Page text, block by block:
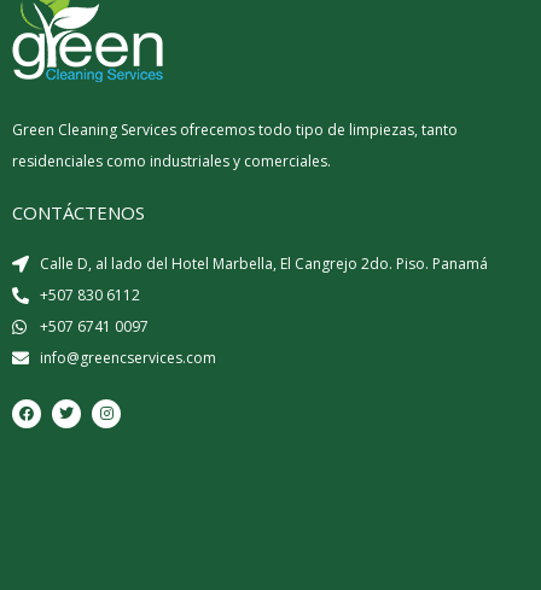
Green Cleaning Services ofrecemos todo tipo de limpiezas, tanto
residenciales como industriales y comerciales.
CONTÁCTENOS
Calle D, al lado del Hotel Marbella, El Cangrejo 2do. Piso. Panamá
+507 830 6112
+507 6741 0097
info@greencservices.com
F
a
c
T
w
i
I
n
s